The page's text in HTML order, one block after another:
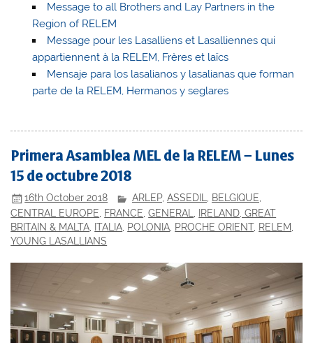
Message to all Brothers and Lay Partners in the
Region of RELEM
Message pour les Lasalliens et Lasalliennes qui
appartiennent à la RELEM, Frères et laïcs
Mensaje para los lasalianos y lasalianas que forman
parte de la RELEM, Hermanos y seglares
Primera Asamblea MEL de la RELEM – Lunes
15 de octubre 2018
16th October 2018 ARLEP,ASSEDIL, BELGIQUE,
CENTRAL EUROPE
FRANCE ,GENERAL
IRELAND, GREAT
BRITAIN & MALTA
ITALIA POLONIA PROCHE ORIENT, RELEM
YOUNG LASALLIANS